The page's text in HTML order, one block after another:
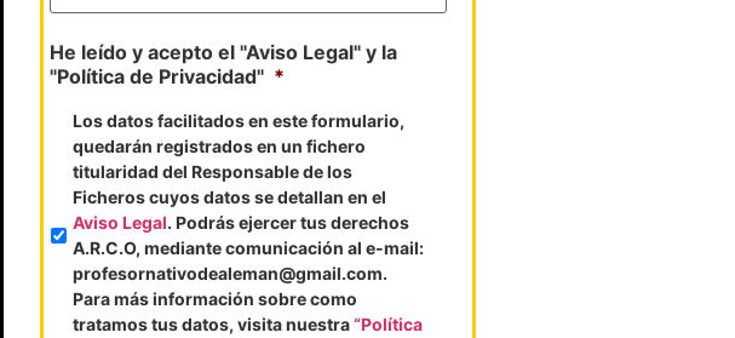
He leído y acepto el "Aviso Legal" y la
"Política de Privacidad" *
Los datos facilitados en este formulario,
quedarán registrados en un fichero
titularidad del Responsable de los
Ficheros cuyos datos se detallan en el
Aviso Legal. Podrás ejercer tus derechos
A.R.C.O, mediante comunicación al e-mail:
profesornativodealeman@gmail.com.
Para más información sobre como
tratamos tus datos, visita nuestra“Política